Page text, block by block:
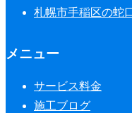
札幌市手稲区の蛇
メニュー
サービス料金
施工ブログ